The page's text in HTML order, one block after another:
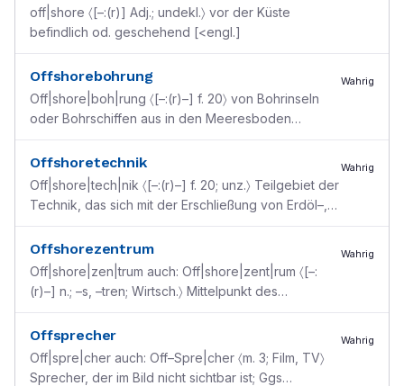
off|shore 〈[–:(r)] Adj.; undekl.〉 vor der Küste
befindlich od. geschehend [<engl.]
Offshorebohrung
Off|shore|boh|rung 〈[–:(r)–] f. 20〉 von Bohrinseln
oder Bohrschiffen aus in den Meeresboden
von der K...
Wahrig
Offshoretechnik
Off|shore|tech|nik 〈[–:(r)–] f. 20; unz.〉 Teilgebiet der
Technik, das sich mit der Erschließung von Erdöl–,
Wahrig
Offshorezentrum
Off|shore|zen|trum auch: Off|shore|zent|rum 〈[–:
(r)–] n.; –s, –tren; Wirtsch.〉 Mittelpunkt des
Ein...
Wahrig
Offsprecher
Off|spre|cher auch: Off–Spre|cher 〈m. 3; Film, TV〉
Sprecher, der im Bild nicht sichtbar ist; Ggs
Wahrig